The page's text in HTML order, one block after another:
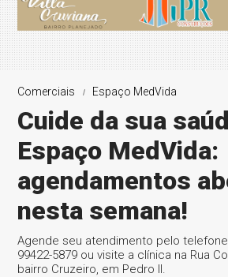
Comerciais Espaço MedVida
Cuide da sua
Espaço MedVida:
agendamentos
nesta semana!
Agende seu atendimento pelo
99422-5879 ou visite a clínica na Rua
bairro Cruzeiro, em Pedro II.